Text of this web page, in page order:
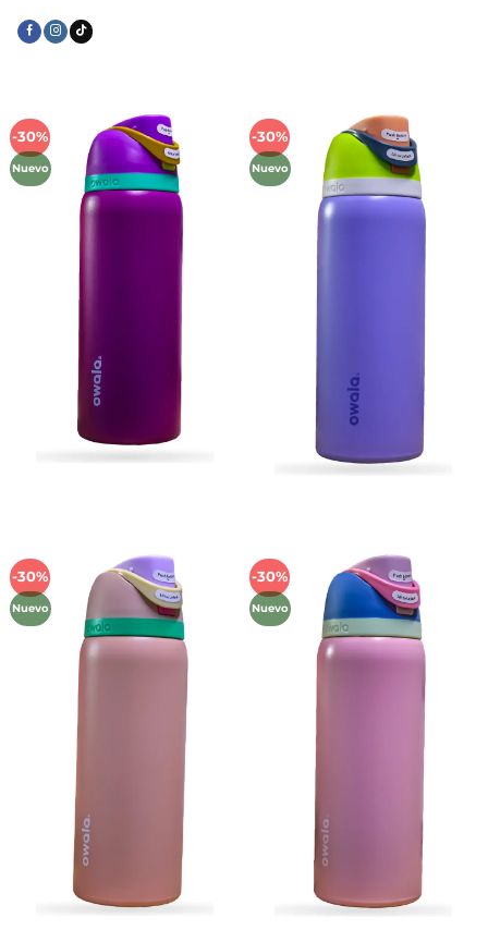
-30%
Nuevo
Añadir
lista de
deseos
-30%
Nuevo
Añadir
lista de
deseos
-30%
Nuevo
Añadir
lista de
deseos
-30%
Nuevo
Añadir
lista de
deseos